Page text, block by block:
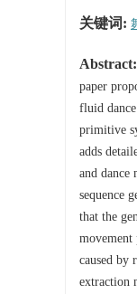
关键词:
Abstract:
paper
fluid
primitive
adds
and dance
sequence
that the
movement
caused by
extraction